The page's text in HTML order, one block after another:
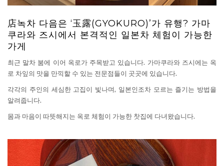
店녹차 다음은 ‘玉露(GYOKURO)’가 유행? 가마
쿠라와 즈시에서 본격적인 일본차 체험이 가능한
가게
최근 말차 붐에 이어 옥로가 주목받고 있습니다. 가마쿠라와 즈시에는 옥
로 차잎의 맛을 만끽할 수 있는 전문점들이 곳곳에 있습니다.
각각의 주인의 세심한 고집이 빛나며, 일본인조차 모르는 즐기는 방법을
알려줍니다.
몸과 마음이 따뜻해지는 옥로 체험이 가능한 찻집에 다녀왔습니다.